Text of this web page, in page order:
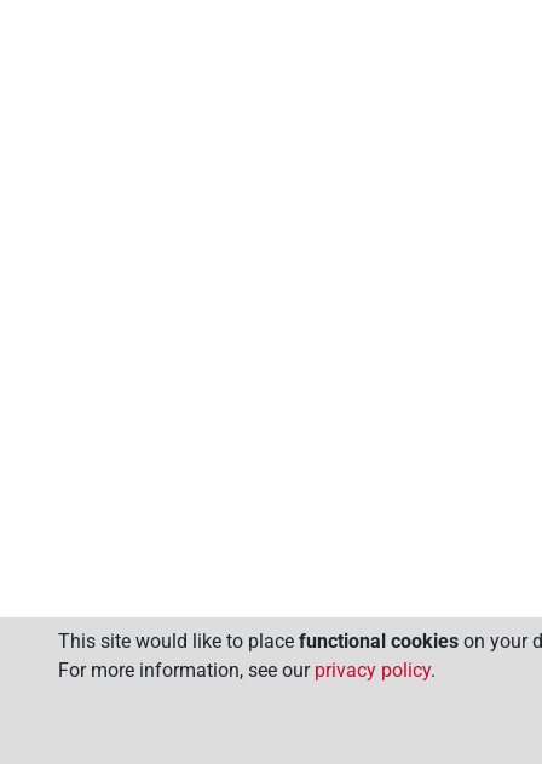
This site would like to place functional cookies on your
For more information, see our privacy policy.